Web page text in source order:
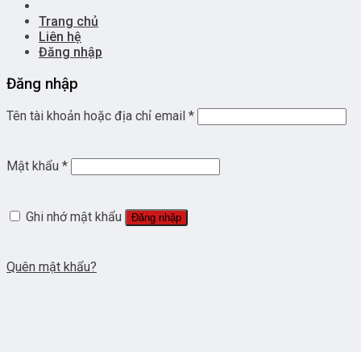
Trang chủ
Liên hệ
Đăng nhập
Đăng nhập
Tên tài khoản hoặc địa chỉ email *
Mật khẩu *
Ghi nhớ mật khẩu Đăng nhập
Quên mật khẩu?